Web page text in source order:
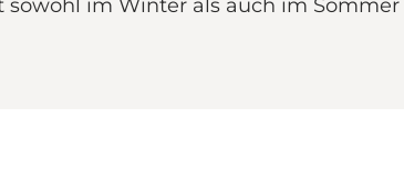
sowohl im Winter als auch im Sommer